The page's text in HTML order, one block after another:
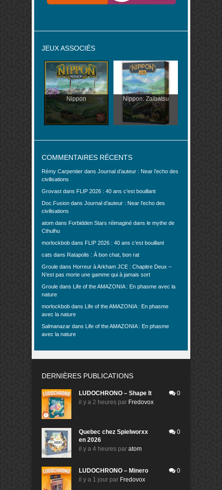
JEUX ASSOCIÉS
Nippon Nippon: Zaibatsu
COMMENTAIRES RÉCENTS
Rémy Carpentier dans Journal d’auteur : Near l’echo des
civilisations
Grovast dans FLIP 2026 : 40 ans c’est bouillant
Doc.Fusion dans Journal d’auteur : Near l’echo des
civilisations
atom dans Forbidden Stars réimaginé dans le mythe de
Cthulhu
morlockbob dans FLIP 2026 : 40 ans c’est bouillant
cats dans Ratapolis : À bon chat, bon rat
Groule dans Horreur à Arkham JCE : Chapitre Deux –
N’est pas morte une gamme qui à jamais sort
Groule dans Life of the AMAZONIA : En phasme avec la
nature
morlockbob dans Life of the AMAZONIA : En phasme
avec la nature
Salmanazar dans Life of the AMAZONIA : En phasme
avec la nature
DERNIÈRES PUBLICATIONS
LUDOCHRONO – Shape It
il y a 2 heures par Fredovox
0
Quebec chez Spielworxx
en 2026
il y a 4 heures par atom
0
LUDOCHRONO – Minero
il y a 1 jour par Fredovox
0